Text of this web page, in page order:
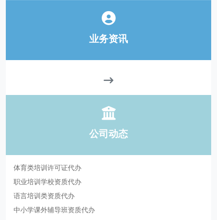
业务资讯
公司动态
体育类培训许可证代办
职业培训学校资质代办
语言培训类资质代办
中小学课外辅导班资质代办